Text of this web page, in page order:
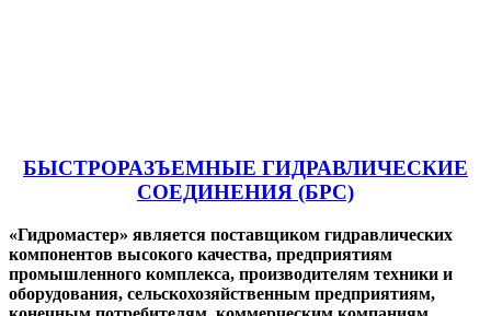
БЫСТРОРАЗЪЕМНЫЕ ГИДРАВЛИЧЕСКИЕ
СОЕДИНЕНИЯ (БРС)
«Гидромастер» является поставщиком гидравлических
компонентов высокого качества, предприятиям
промышленного комплекса, производителям техники и
оборудования, сельскохозяйственным предприятиям,